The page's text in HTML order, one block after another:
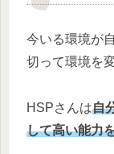
今いる環境が
切って環境を
HSPさんは自
して高い能力